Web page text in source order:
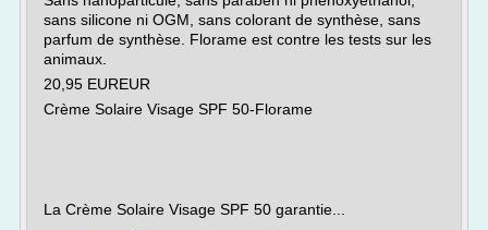
sans silicone ni OGM, sans colorant de synthèse, sans
parfum de synthèse. Florame est contre les tests sur les
animaux.
20,95 EUREUR
Crème Solaire Visage SPF 50-Florame
La Crème Solaire Visage SPF 50 garantie...